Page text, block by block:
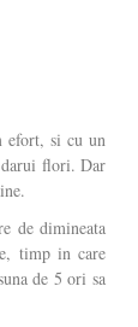
efort, si cu un
darui flori. Dar
de dimineata
timp in care
de 5 ori sa